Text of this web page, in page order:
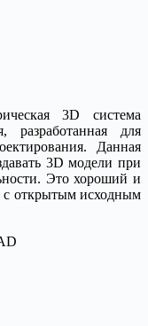
3D система
разработанная для
Данная
3D модели при
Это хороший и
с открытым исходным